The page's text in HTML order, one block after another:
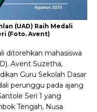
(UAD) Raih Medali
(Foto. Avent)
ditorehkan mahasiswa
Avent Suzetha,
Guru Sekolah Dasar
perunggu pada ajang
Seri 1 yang
Tengah, Nusa